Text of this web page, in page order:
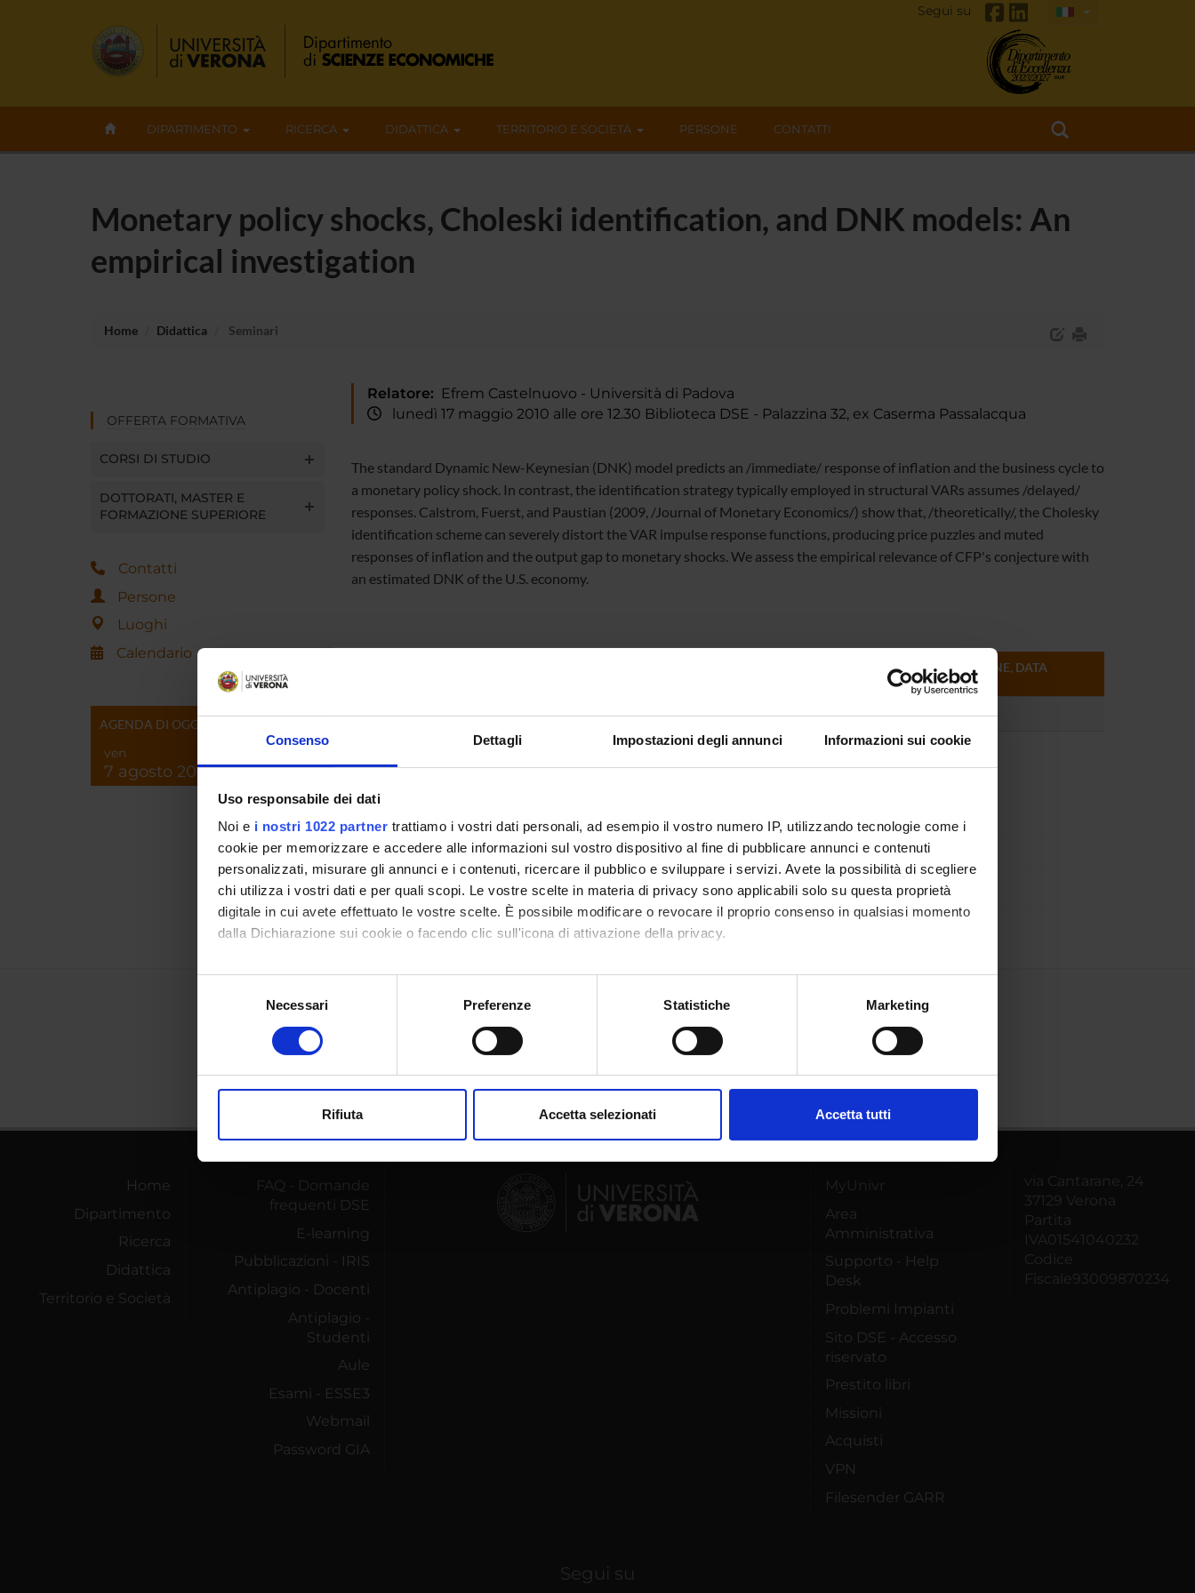
Consenso Dettagli Impostazioni degli annunci Informazioni sui cookie
Uso responsabile dei dati
Noi e i nostri 1022 partner trattiamo i vostri dati personali, ad esempio il vostro numero IP, utilizzando tecnologie come i
cookie per memorizzare e accedere alle informazioni sul vostro dispositivo al fine di pubblicare annunci e contenuti
personalizzati, misurare gli annunci e i contenuti, ricercare il pubblico e sviluppare i servizi. Avete la possibilità di scegliere
chi utilizza i vostri dati e per quali scopi. Le vostre scelte in materia di privacy sono applicabili solo su questa proprietà
digitale in cui avete effettuato le vostre scelte. È possibile modificare o revocare il proprio consenso in qualsiasi momento
dalla Dichiarazione sui cookie o facendo clic sull'icona di attivazione della privacy.
Con il tuo consenso, vorremmo anche:
raccogliere informazioni sulla tua posizione geografica, con un'approssimazione di qualche metro,
digitali).
modificare o ritirare il tuo consenso in qualsiasi momento dalla Dichiarazione sui cookie.
che hanno raccolto dal tuo utilizzo dei loro servizi.
Necessari Preferenze Statistiche Marketing
Rifiuta Accetta selezionati Accetta tutti
Segui su
DIPARTIMENTO RICERCA DIDATTICA TERRITORIO E SOCIETÀ PERSONE CONTATTI
Monetary policy shocks, Choleski identification, and DNK models: An
empirical investigation
Home Didattica Seminari
OFFERTA FORMATIVA
CORSI DI STUDIO
DOTTORATI, MASTER E
FORMAZIONE SUPERIORE
Contatti
Persone
Luoghi
Calendario
AGENDA DI OGGI
ven
7 agosto 2026
Relatore: Efrem Castelnuovo - Università di Padova
lunedì 17 maggio 2010 alle ore 12.30 Biblioteca DSE - Palazzina 32, ex Caserma Passalacqua
The standard Dynamic New-Keynesian (DNK) model predicts an /immediate/ response of inflation and the business cycle to
a monetary policy shock. In contrast, the identification strategy typically employed in structural VARs assumes /delayed/
responses. Calstrom, Fuerst, and Paustian (2009, /Journal of Monetary Economics/) show that, /theoretically/, the Cholesky
identification scheme can severely distort the VAR impulse response functions, producing price puzzles and muted
responses of inflation and the output gap to monetary shocks. We assess the empirical relevance of CFP's conjecture with
an estimated DNK of the U.S. economy.
FORMATO (LINGUA, DIMENSIONE, DATA
PUBBLICAZIONE)
Paper pdf (it, 296 KB, 13/05/10)
Referente esterno
Data pubblicazione 9 febbraio 2010
Home
Dipartimento
Ricerca
Didattica
Territorio e Società
FAQ - Domande
frequenti DSE
E-learning
Pubblicazioni - IRIS
Antiplagio - Docenti
Antiplagio -
Studenti
Aule
Esami - ESSE3
Webmail
Password GIA
MyUnivr
Area
Amministrativa
Supporto - Help
Desk
Problemi Impianti
Sito DSE - Accesso
riservato
Prestito libri
Missioni
Acquisti
VPN
Filesender GARR
via Cantarane, 24
37129 Verona
Partita
IVA01541040232
Codice
Fiscale93009870234
Segui su